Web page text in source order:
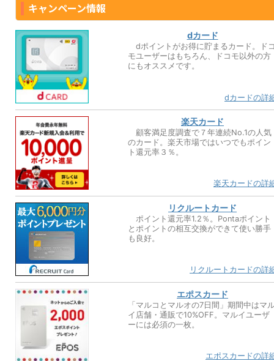
キャンペーン情報
dカード
dポイントがお得に貯まるカード。ド
モユーザーはもちろん、ドコモ以外の方
にもオススメです。
dカードの詳
楽天カード
顧客満足度調査で７年連続No.1の人気
のカード。楽天市場ではいつでもポイン
ト還元率３％。
楽天カードの詳
リクルートカード
ポイント還元率1.2％。Pontaポイント
とポイントの相互交換ができて使い勝手
も良好。
リクルートカードの詳
エポスカード
「マルコとマルオの7日間」期間中はマ
イ店舗・通販で10%OFF。マルイユーザ
ーには必須の一枚。
エポスカードの詳